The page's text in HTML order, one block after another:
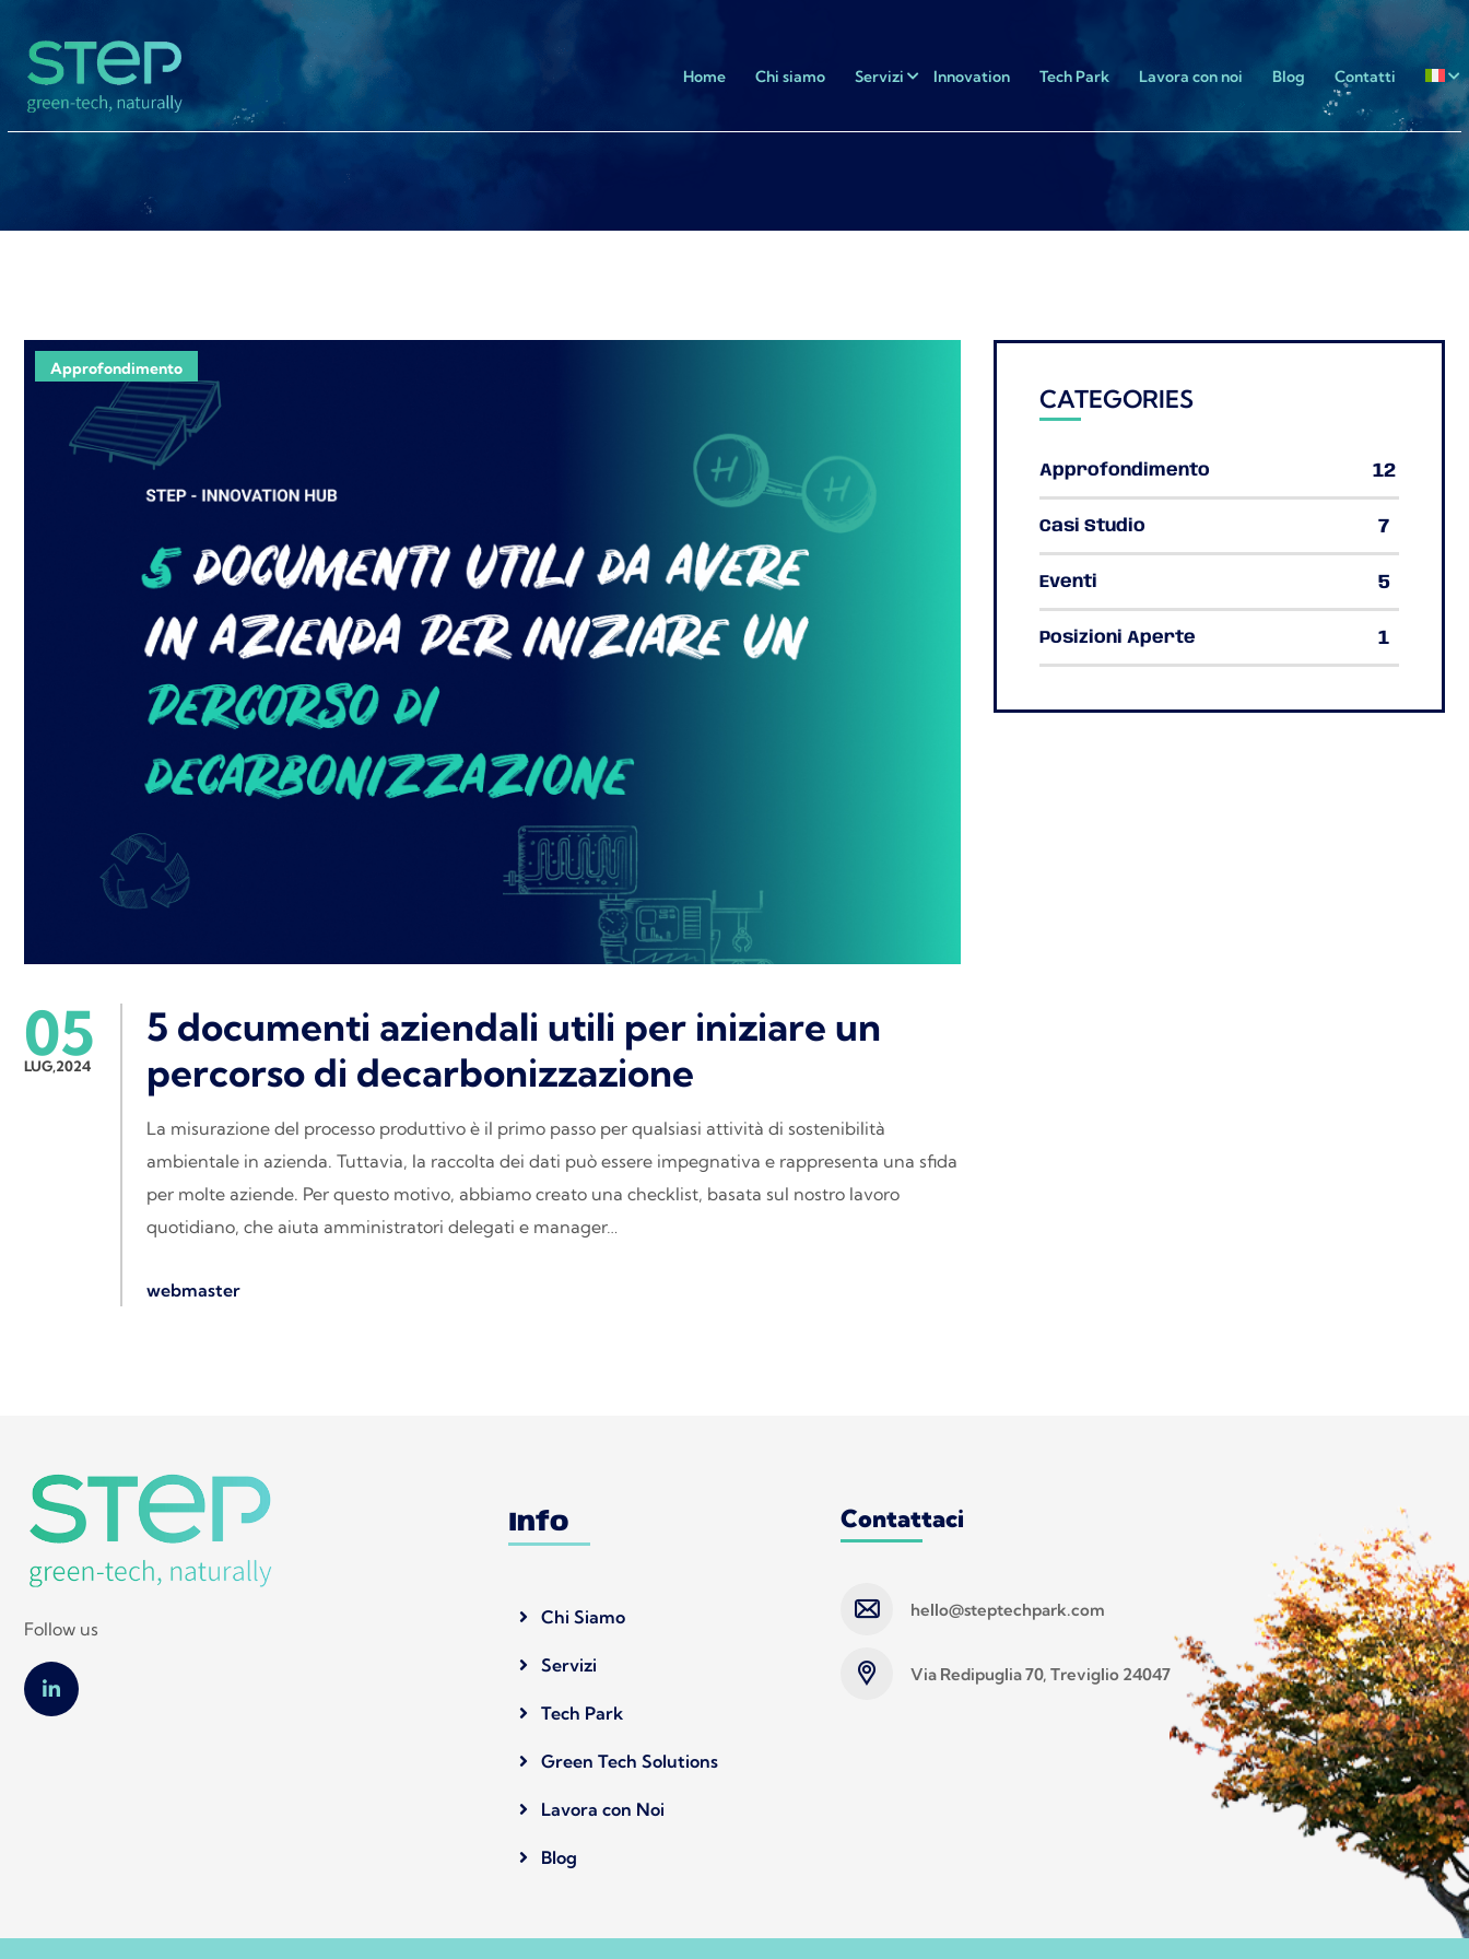
Home Chi siamo Servizi Innovation Tech Park Lavora con noi Blog Contatti
Approfondimento
05
LUG,2024
5 documenti aziendali utili per iniziare un
percorso di decarbonizzazione
La misurazione del processo produttivo è il primo passo per qualsiasi attività di sostenibilità
ambientale in azienda. Tuttavia, la raccolta dei dati può essere impegnativa e rappresenta una sfida
per molte aziende. Per questo motivo, abbiamo creato una checklist, basata sul nostro lavoro
quotidiano, che aiuta amministratori delegati e manager…
webmaster
CATEGORIES
Approfondimento 12
Casi Studio 7
Eventi 5
Posizioni Aperte 1
Follow us
Info
Chi Siamo
Servizi
Tech Park
Green Tech Solutions
Lavora con Noi
Blog
Contattaci
hello@steptechpark.com
Via Redipuglia 70, Treviglio 24047